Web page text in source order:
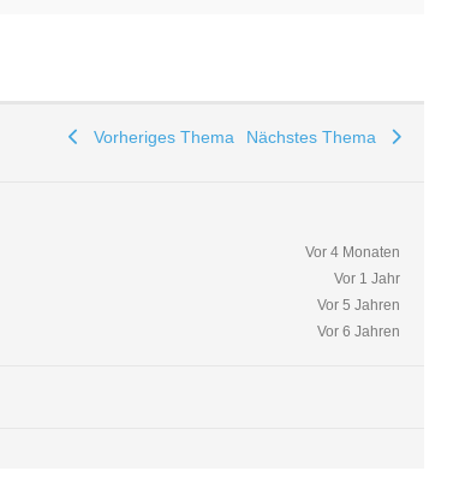
Vorheriges Thema Nächstes Thema
Vor 4 Monaten
Vor 1 Jahr
Vor 5 Jahren
Vor 6 Jahren